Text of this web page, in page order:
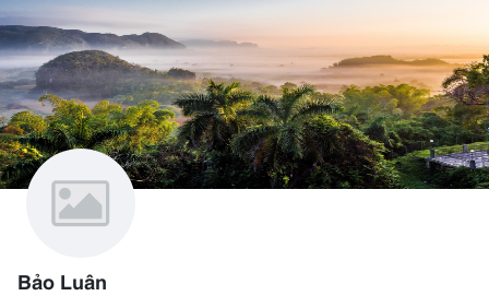
Bảo Luân